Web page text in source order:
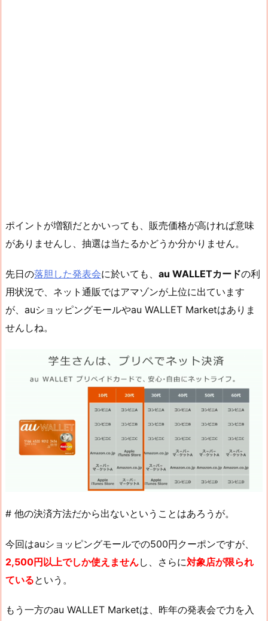
ポイントが増額だとかいっても、販売価格が高ければ意味
がありませんし、抽選は当たるかどうか分かりません。
先日の落胆した発表会に於いても、 au WALLETカードの利
用状況で、ネット通販ではアマゾンが上位に出ています
が、auショッピングモールやau WALLET Marketはありま
せんしね。
# 他の決済方法だから出ないということはあろうが。
今回はauショッピングモールでの500円クーポンですが、
2,500円以上でしか使えませんし、さらに対象店が限られ
ているという。
もう一方のau WALLET Marketは、昨年の発表会で力を入